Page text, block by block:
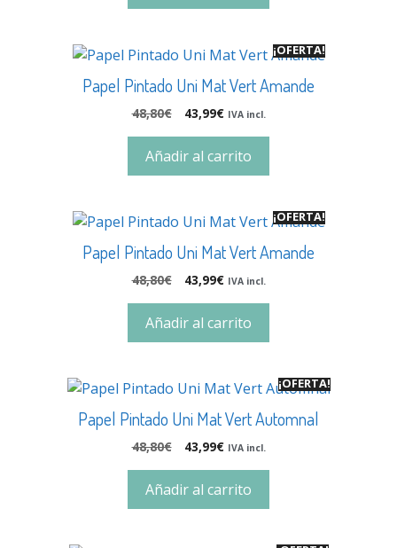
¡OFERTA!
Papel Pintado Uni Mat Vert Amande
48,80€ 43,99€ IVA incl.
Añadir al carrito
¡OFERTA!
Papel Pintado Uni Mat Vert Amande
48,80€ 43,99€ IVA incl.
Añadir al carrito
¡OFERTA!
Papel Pintado Uni Mat Vert Automnal
48,80€ 43,99€ IVA incl.
Añadir al carrito